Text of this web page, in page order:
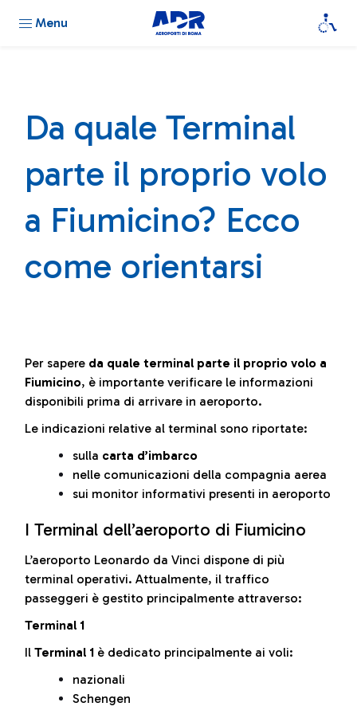
Menu
Da quale Terminal
parte il proprio volo
a Fiumicino? Ecco
come orientarsi
Per sapere da quale terminal parte il proprio volo a
Fiumicino, è importante verificare le informazioni
disponibili prima di arrivare in aeroporto.
Le indicazioni relative al terminal sono riportate:
sulla carta d’imbarco
nelle comunicazioni della compagnia aerea
sui monitor informativi presenti in aeroporto
I Terminal dell’aeroporto di Fiumicino
L’aeroporto Leonardo da Vinci dispone di più
terminal operativi. Attualmente, il traffico
passeggeri è gestito principalmente attraverso:
Terminal 1
Il Terminal 1 è dedicato principalmente ai voli:
nazionali
Schengen